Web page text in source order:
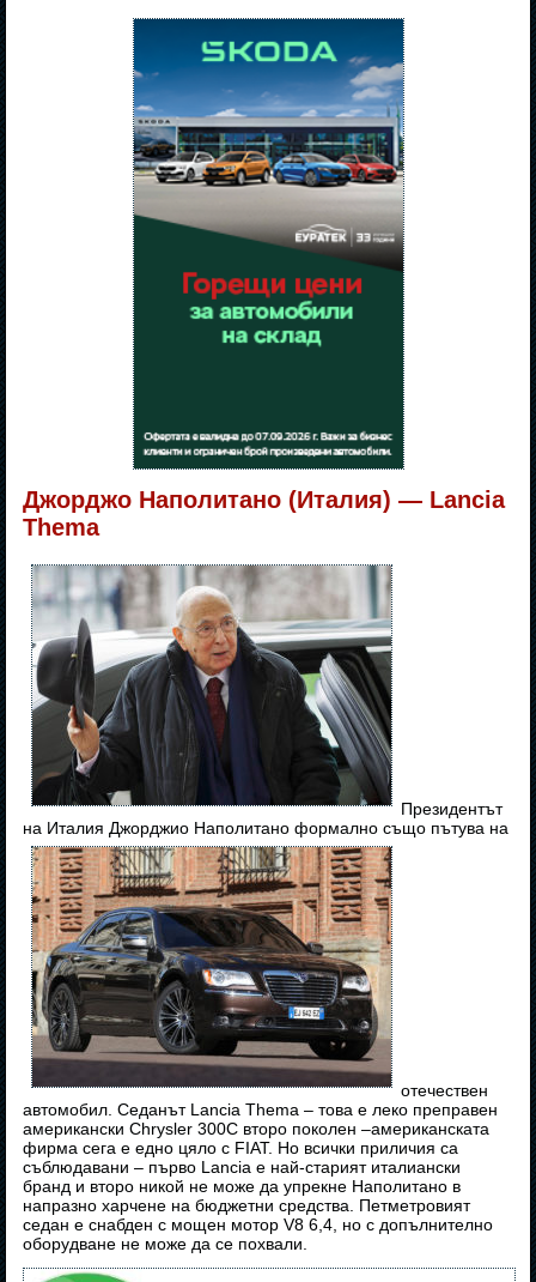
Джорджо Наполитано (Италия) — Lancia
Thema
Президентът
на Италия Джорджио Наполитано формално също пътува на
отечествен
автомобил. Седанът Lancia Thema – това е леко преправен
американски Chrysler 300С второ поколен –американската
фирма сега е едно цяло с FIAT. Но всички приличия са
съблюдавани – първо Lancia е най-старият италиански
бранд и второ никой не може да упрекне Наполитано в
напразно харчене на бюджетни средства. Петметровият
седан е снабден с мощен мотор V8 6,4, но с допълнително
оборудване не може да се похвали.